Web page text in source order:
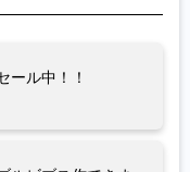
ール中！！